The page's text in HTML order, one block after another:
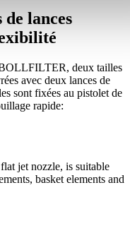
lances
deux tailles
avec deux lances de
sont fixées au pistolet de
rapide:
jet nozzle, is suitable
basket elements and